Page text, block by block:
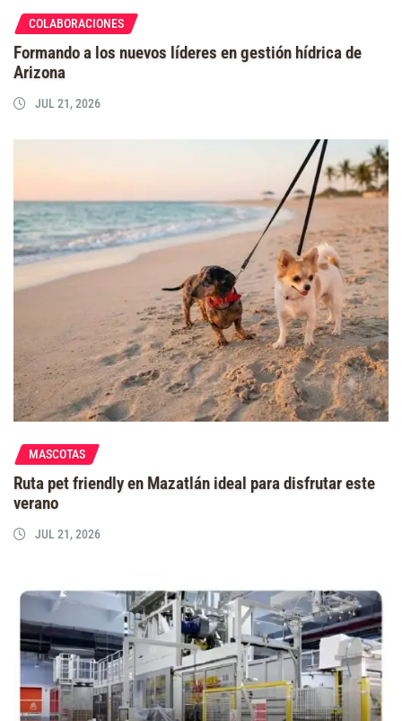
COLABORACIONES
Formando a los nuevos líderes en gestión hídrica de
Arizona
JUL 21, 2026
MASCOTAS
Ruta pet friendly en Mazatlán ideal para disfrutar este
verano
JUL 21, 2026